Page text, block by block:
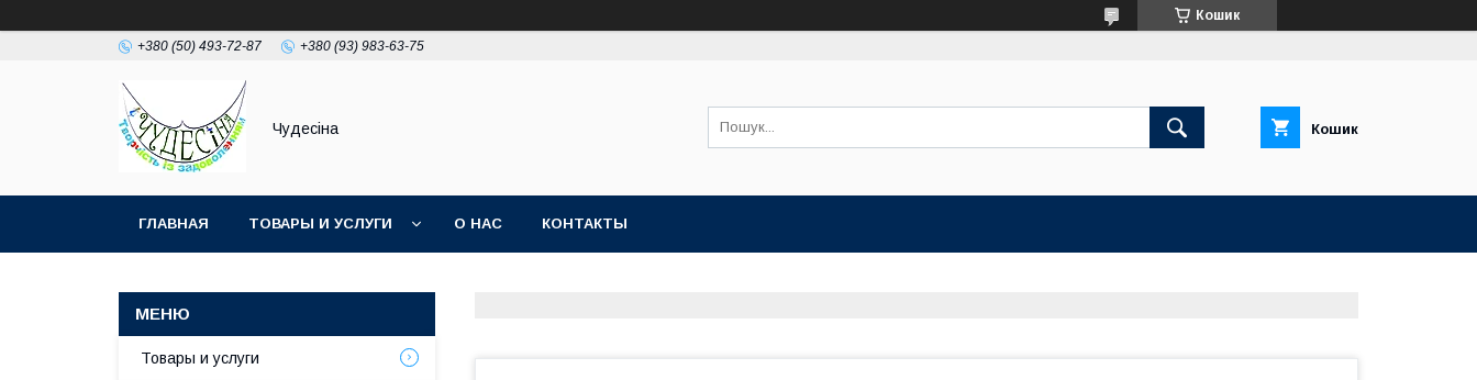
Кошик
+380 (50) 493-72-87 +380 (93) 983-63-75
Чудесіна Кошик
ГЛАВНАЯ ТОВАРЫ И УСЛУГИ О НАС КОНТАКТЫ
Товары и услуги